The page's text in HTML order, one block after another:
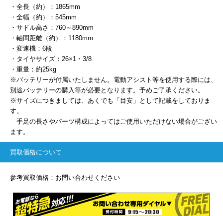
・全長（約）：1865mm
・全幅（約）：545mm
・サドル高さ：760～890mm
・軸間距離（約）：1180mm
・変速機：6段
・タイヤサイズ：26×1・3/8
・重量：約25kg
※バッテリーが付属いたしません。電動アシスト等を使用する際には、
別途バッテリーの購入等が必要となります。予めご了承ください。
※サイズにつきましては、あくでも「目安」として記載をしておりま
す。
手足の長さやパーツ構成によってはご使用いただけない場合がござい
ます。
買取価格について
参考買取価格：お問い合わせください